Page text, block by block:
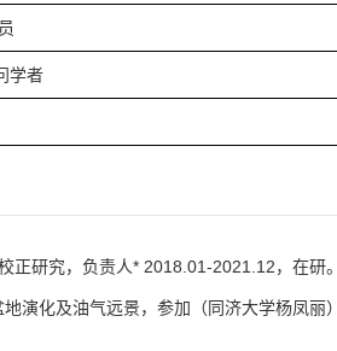
学者
研究，负责人* 2018.01-2021.12，在研。
演化及油气远景，参加（同济大学杨凤丽